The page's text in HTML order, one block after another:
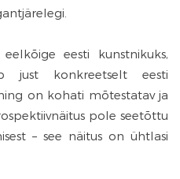
eesti kunstnikuks,
just konkreetselt eesti
on kohati mõtestatav ja
pole seetõttu
– see näitus on ühtlasi